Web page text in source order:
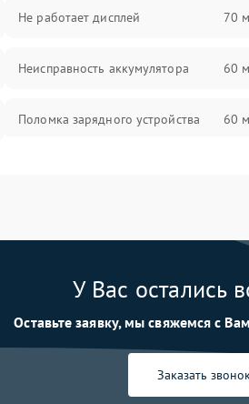
Не работает дисплей 70
Неисправность аккумулятора 60
Поломка зарядного устройства 60
Неисправность системы
индикации
60
Неисправность системы защиты от
У Вас остались
Оставьте заявку, мы свяжемся с
Заказать